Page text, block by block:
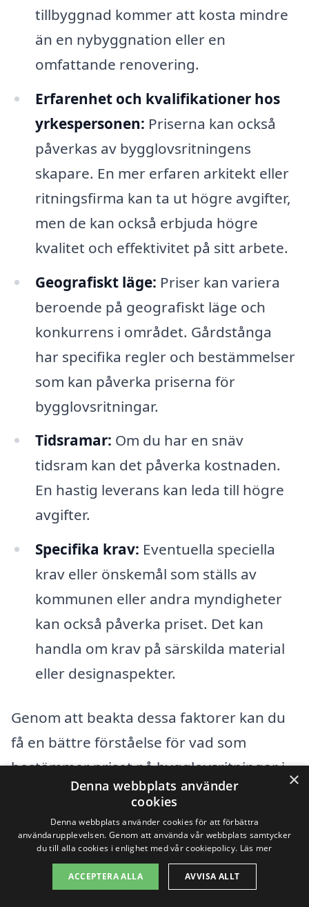
tillbyggnad kommer att kosta mindre
än en nybyggnation eller en
omfattande renovering.
Erfarenhet och kvalifikationer hos
yrkespersonen: Priserna kan också
påverkas av bygglovsritningens
skapare. En mer erfaren arkitekt eller
ritningsfirma kan ta ut högre avgifter,
men de kan också erbjuda högre
kvalitet och effektivitet på sitt arbete.
Geografiskt läge: Priser kan variera
beroende på geografiskt läge och
konkurrens i området. Gårdstånga
har specifika regler och bestämmelser
som kan påverka priserna för
bygglovsritningar.
Tidsramar: Om du har en snäv
tidsram kan det påverka kostnaden.
En hastig leverans kan leda till högre
avgifter.
Specifika krav: Eventuella speciella
krav eller önskemål som ställs av
kommunen eller andra myndigheter
kan också påverka priset. Det kan
handla om krav på särskilda material
eller designaspekter.
Genom att beakta dessa faktorer kan du
få en bättre förståelse för vad som
bestämmer priset på bygglovsritningar i
Gårdstånga. För att få en exakt offert är
det alltid bra att jämföra flera olika
tjänsteleverantörer. Besök vår plattform
för att enkelt få kontakt med lokala
experter som kan hjälpa dig med dina
×
Denna webbplats använder
cookies
Denna webbplats använder cookies för att förbättra
användarupplevelsen. Genom att använda vår webbplats samtycker
du till alla cookies i enlighet med vår cookiepolicy. Läs mer
ACCEPTERA ALLA AVVISA ALLT